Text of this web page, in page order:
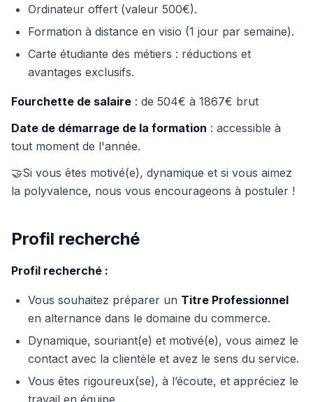
Ordinateur offert (valeur 500€).
Formation à distance en visio (1 jour par semaine).
Carte étudiante des métiers : réductions et
avantages exclusifs.
Fourchette de salaire : de 504€ à 1867€ brut
Date de démarrage de la formation : accessible à
tout moment de l'année.
🤝Si vous êtes motivé(e), dynamique et si vous aimez
la polyvalence, nous vous encourageons à postuler !
Profil recherché
Profil recherché :
Vous souhaitez préparer un Titre Professionnel
en alternance dans le domaine du commerce.
Dynamique, souriant(e) et motivé(e), vous aimez le
contact avec la clientèle et avez le sens du service.
Vous êtes rigoureux(se), à l’écoute, et appréciez le
travail en équipe.